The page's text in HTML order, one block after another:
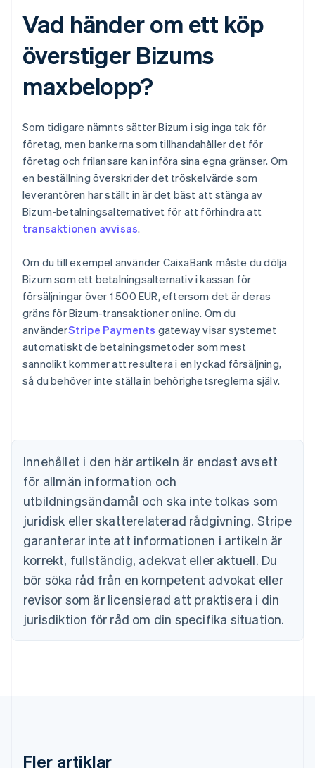
Vad händer om ett köp
överstiger Bizums
maxbelopp?
Som tidigare nämnts sätter Bizum i sig inga tak för
företag, men bankerna som tillhandahåller det för
företag och frilansare kan införa sina egna gränser. Om
en beställning överskrider det tröskelvärde som
leverantören har ställt in är det bäst att stänga av
Bizum-betalningsalternativet för att förhindra att
transaktionen avvisas.
Om du till exempel använder CaixaBank måste du dölja
Bizum som ett betalningsalternativ i kassan för
försäljningar över 1 500 EUR, eftersom det är deras
gräns för Bizum-transaktioner online. Om du
använderStripe Payments gateway visar systemet
automatiskt de betalningsmetoder som mest
sannolikt kommer att resultera i en lyckad försäljning,
så du behöver inte ställa in behörighetsreglerna själv.
Innehållet i den här artikeln är endast avsett
för allmän information och
utbildningsändamål och ska inte tolkas som
juridisk eller skatterelaterad rådgivning. Stripe
garanterar inte att informationen i artikeln är
korrekt, fullständig, adekvat eller aktuell. Du
bör söka råd från en kompetent advokat eller
revisor som är licensierad att praktisera i din
jurisdiktion för råd om din specifika situation.
Fler artiklar
Brasilien
Bulgarien
English
Cypern
English
Danmark
English
English
Fastlandskina
简体中文 English
Finland
EnglishSvenska
English